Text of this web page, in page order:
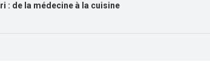
: de la médecine à la cuisine